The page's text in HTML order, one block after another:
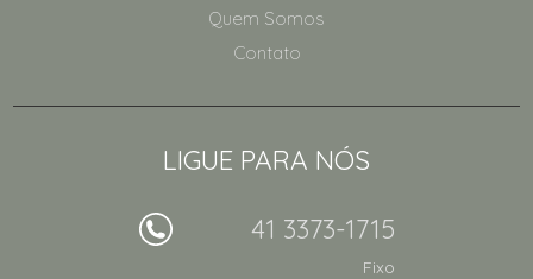
Quem Somos
Contato
LIGUE PARA NÓS
41 3373-1715
Fixo